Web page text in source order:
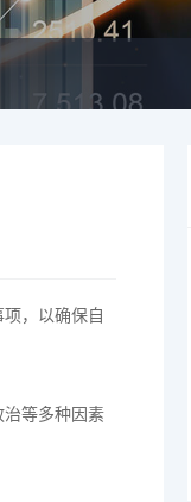
，以确保自
等多种因素